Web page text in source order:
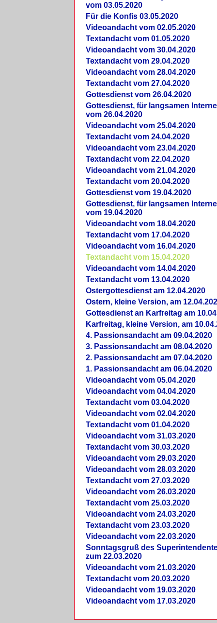
vom 03.05.2020
Für die Konfis 03.05.2020
Videoandacht vom 02.05.2020
Textandacht vom 01.05.2020
Videoandacht vom 30.04.2020
Textandacht vom 29.04.2020
Videoandacht vom 28.04.2020
Textandacht vom 27.04.2020
Gottesdienst vom 26.04.2020
Gottesdienst, für langsamen
vom 26.04.2020
Videoandacht vom 25.04.2020
Textandacht vom 24.04.2020
Videoandacht vom 23.04.2020
Textandacht vom 22.04.2020
Videoandacht vom 21.04.2020
Textandacht vom 20.04.2020
Gottesdienst vom 19.04.2020
Gottesdienst, für langsamen
vom 19.04.2020
Videoandacht vom 18.04.2020
Textandacht vom 17.04.2020
Videoandacht vom 16.04.2020
Textandacht vom 15.04.2020
Videoandacht vom 14.04.2020
Textandacht vom 13.04.2020
Ostergottesdienst am 12.04.2020
Ostern, kleine Version, am
Gottesdienst an Karfreitag am
Karfreitag, kleine Version, am
4. Passionsandacht am 09.04.2020
3. Passionsandacht am 08.04.2020
2. Passionsandacht am 07.04.2020
1. Passionsandacht am 06.04.2020
Videoandacht vom 05.04.2020
Videoandacht vom 04.04.2020
Textandacht vom 03.04.2020
Videoandacht vom 02.04.2020
Textandacht vom 01.04.2020
Videoandacht vom 31.03.2020
Textandacht vom 30.03.2020
Videoandacht vom 29.03.2020
Videoandacht vom 28.03.2020
Textandacht vom 27.03.2020
Videoandacht vom 26.03.2020
Textandacht vom 25.03.2020
Videoandacht vom 24.03.2020
Textandacht vom 23.03.2020
Videoandacht vom 22.03.2020
Sonntagsgruß des
zum 22.03.2020
Videoandacht vom 21.03.2020
Textandacht vom 20.03.2020
Videoandacht vom 19.03.2020
Videoandacht vom 17.03.2020